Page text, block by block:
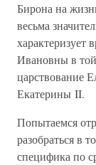
Бирона на
весьма
Ивановны в
царствование
Екатерины II.
Попытаемся
разобраться в
специфика по